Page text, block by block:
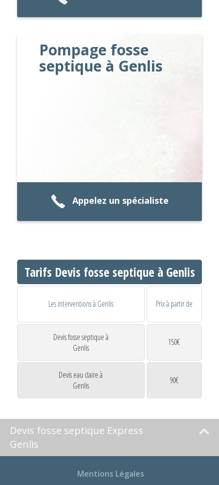
Pompage fosse
septique à Genlis
Appelez un spécialiste
Tarifs Devis fosse septique à Genlis
Les interventions à Genlis Prix à partir de
Devis fosse septique à
Genlis
150€
Devis eau claire à
Genlis
90€
Devis fosse septique Express
Genlis
Mentions Légales